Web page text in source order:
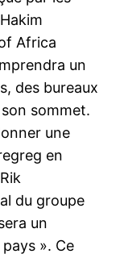
Africa
un
des bureaux
sommet.
une
en
du groupe
un
». Ce